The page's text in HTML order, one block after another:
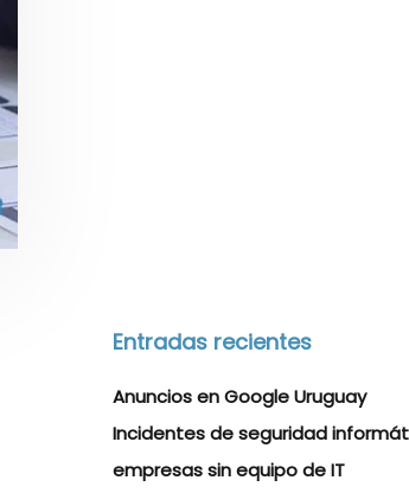
Entradas recientes
Anuncios en Google Uruguay
Incidentes de seguridad
empresas sin equipo de IT